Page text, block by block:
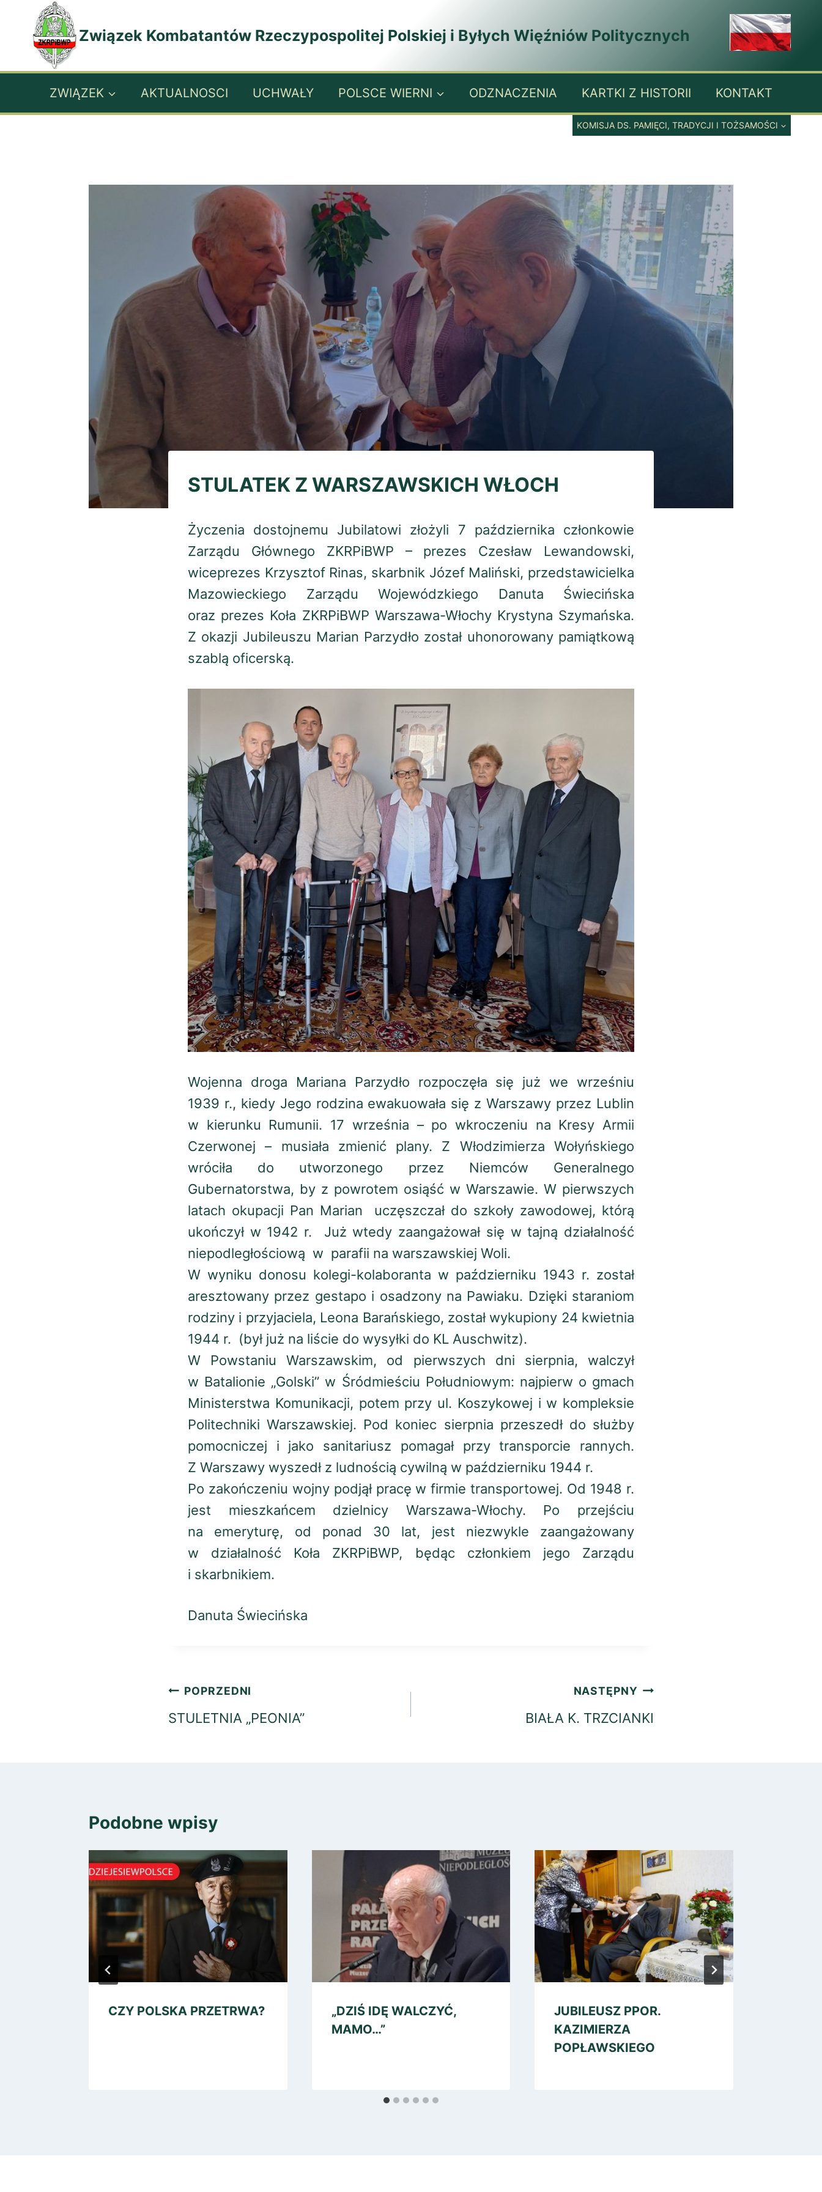
Przejdź
Związek Kombatantów Rzeczypospolitej Polskiej i Byłych Więźniów Politycznych
ZWIĄZEK AKTUALNOSCI UCHWAŁY POLSCE WIERNI ODZNACZENIA KARTKI Z HISTORII KONTAKT
KOMISJA DS. PAMIĘCI, TRADYCJI I TOŻSAMOŚCI
STULATEK Z WARSZAWSKICH WŁOCH
Życzenia dostojnemu Jubilatowi złożyli 7 października członkowie
Zarządu Głównego ZKRPiBWP – prezes Czesław Lewandowski,
wiceprezes Krzysztof Rinas, skarbnik Józef Maliński, przedstawicielka
Mazowieckiego Zarządu Wojewódzkiego Danuta Świecińska
oraz prezes Koła ZKRPiBWP Warszawa-Włochy Krystyna Szymańska.
Z okazji Jubileuszu Marian Parzydło został uhonorowany pamiątkową
szablą oficerską.
Wojenna droga Mariana Parzydło rozpoczęła się już we wrześniu
1939 r., kiedy Jego rodzina ewakuowała się z Warszawy przez Lublin
w kierunku Rumunii. 17 września – po wkroczeniu na Kresy Armii
Czerwonej – musiała zmienić plany. Z Włodzimierza Wołyńskiego
wróciła do utworzonego przez Niemców Generalnego
Gubernatorstwa, by z powrotem osiąść w Warszawie. W pierwszych
latach okupacji Pan Marian uczęszczał do szkoły zawodowej, którą
ukończył w 1942 r. Już wtedy zaangażował się w tajną działalność
niepodległościową w parafii na warszawskiej Woli.
W wyniku donosu kolegi-kolaboranta w październiku 1943 r. został
aresztowany przez gestapo i osadzony na Pawiaku. Dzięki staraniom
rodziny i przyjaciela, Leona Barańskiego, został wykupiony 24 kwietnia
1944 r. (był już na liście do wysyłki do KL Auschwitz).
W Powstaniu Warszawskim, od pierwszych dni sierpnia, walczył
w Batalionie „Golski” w Śródmieściu Południowym: najpierw o gmach
Ministerstwa Komunikacji, potem przy ul. Koszykowej i w kompleksie
Politechniki Warszawskiej. Pod koniec sierpnia przeszedł do służby
pomocniczej i jako sanitariusz pomagał przy transporcie rannych.
Z Warszawy wyszedł z ludnością cywilną w październiku 1944 r.
Po zakończeniu wojny podjął pracę w firmie transportowej. Od 1948 r.
jest mieszkańcem dzielnicy Warszawa-Włochy. Po przejściu
na emeryturę, od ponad 30 lat, jest niezwykle zaangażowany
w działalność Koła ZKRPiBWP, będąc członkiem jego Zarządu
i skarbnikiem.
Danuta Świecińska
Nawigacja
wpisu
POPRZEDNI
STULETNIA „PEONIA”
NASTĘPNY
BIAŁA K. TRZCIANKI
Podobne wpisy
CZY POLSKA PRZETRWA?
„DZIŚ IDĘ WALCZYĆ,
MAMO…”
JUBILEUSZ PPOR.
KAZIMIERZA
POPŁAWSKIEGO